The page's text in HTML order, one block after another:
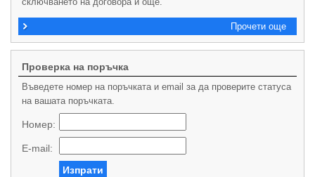
Прочети още
Проверка на поръчка
Въведете номер на поръчката и email за да проверите статуса
на вашата поръчката.
Номер:
E-mail:
Изпрати